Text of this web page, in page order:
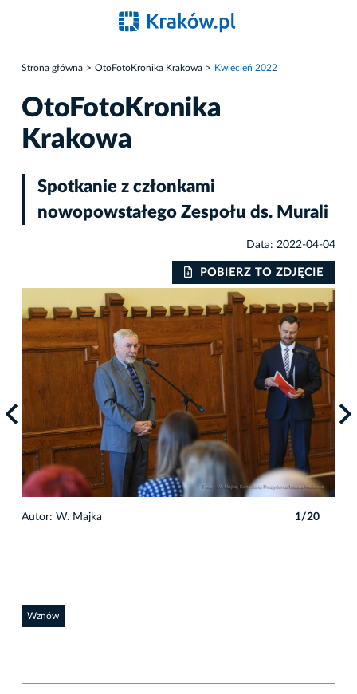
Strona główna OtoFotoKronika Krakowa Kwiecień 2022
OtoFotoKronika
Krakowa
Spotkanie z członkami
nowopowstałego Zespołu ds. Murali
Data: 2022-04-04
POBIERZ TO ZDJĘCIE
Autor: W. Majka 1/20
Wznów